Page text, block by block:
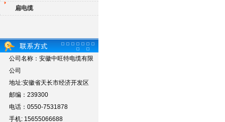
扁电缆
公司名称：安徽中旺特电缆有限
公司
地址:安徽省天长市经济开发区
邮编：239300
电话：0550-7531878
手机: 15655066688